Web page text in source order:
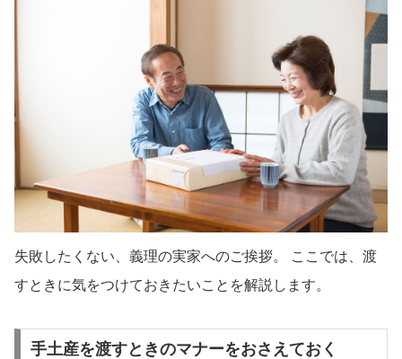
失敗したくない、義理の実家へのご挨拶。 ここでは、渡
すときに気をつけておきたいことを解説します。
手土産を渡すときのマナーをおさえておく